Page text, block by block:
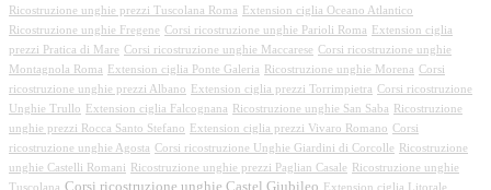
Ricostruzione unghie prezzi Tuscolana Roma
Extension ciglia Oceano Atlantico
Ricostruzione unghie Fregene Corsi ricostruzione unghie Parioli Roma
Extension ciglia
prezzi Pratica di Mare Corsi ricostruzione unghie Maccarese Corsi ricostruzione unghie
Montagnola Roma
Extension ciglia Ponte Galeria Ricostruzione unghie Morena Corsi
ricostruzione unghie prezzi Albano
Extension ciglia prezzi Torrimpietra Corsi ricostruzione
Unghie Trullo
Extension ciglia Falcognana Ricostruzione unghie San Saba
Ricostruzione
unghie prezzi Rocca Santo Stefano
Extension ciglia prezzi Vivaro Romano Corsi
ricostruzione unghie Agosta Corsi ricostruzione Unghie Giardini di Corcolle
Ricostruzione
unghie Castelli Romani
Ricostruzione unghie prezzi Paglian Casale
Ricostruzione unghie